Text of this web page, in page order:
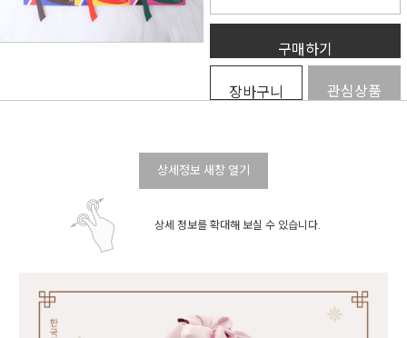
구매하기
장바구니 관심상품
상세정보 새창 열기
상세 정보를 확대해 보실 수 있습니다.